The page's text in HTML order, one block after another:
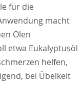
für die
macht
Ölen
etwa Eukalyptusöl
helfen,
bei Übelkeit